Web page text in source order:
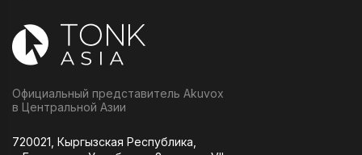
Официальный представитель Akuvox
в Центральной Азии
720021, Кыргызская Республика,